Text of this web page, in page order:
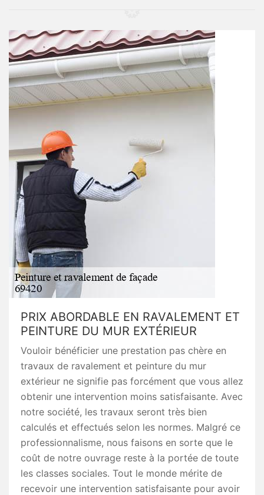
PRIX ABORDABLE EN RAVALEMENT ET
PEINTURE DU MUR EXTÉRIEUR
Vouloir bénéficier une prestation pas chère en
travaux de ravalement et peinture du mur
extérieur ne signifie pas forcément que vous allez
obtenir une intervention moins satisfaisante. Avec
notre société, les travaux seront très bien
calculés et effectués selon les normes. Malgré ce
professionnalisme, nous faisons en sorte que le
coût de notre ouvrage reste à la portée de toute
les classes sociales. Tout le monde mérite de
recevoir une intervention satisfaisante pour avoir